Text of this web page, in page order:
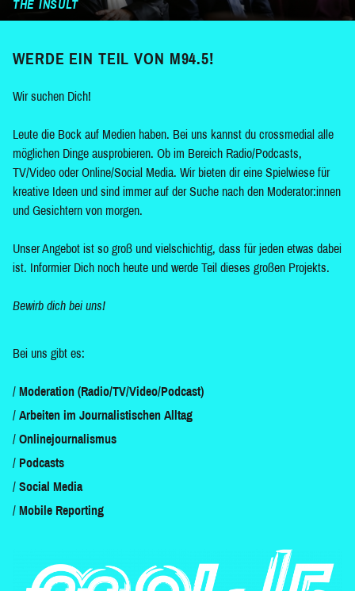
THE INSULT
WERDE EIN TEIL VON M94.5!
Wir suchen Dich!
Leute die Bock auf Medien haben. Bei uns kannst du crossmedial alle
möglichen Dinge ausprobieren. Ob im Bereich Radio/Podcasts,
TV/Video oder Online/Social Media. Wir bieten dir eine Spielwiese für
kreative Ideen und sind immer auf der Suche nach den Moderator:innen
und Gesichtern von morgen.
Unser Angebot ist so groß und vielschichtig, dass für jeden etwas dabei
ist. Informier Dich noch heute und werde Teil dieses großen Projekts.
Bewirb dich bei uns!
Bei uns gibt es:
Moderation (Radio/TV/Video/Podcast)
Arbeiten im Journalistischen Alltag
Onlinejournalismus
Podcasts
Social Media
Mobile Reporting